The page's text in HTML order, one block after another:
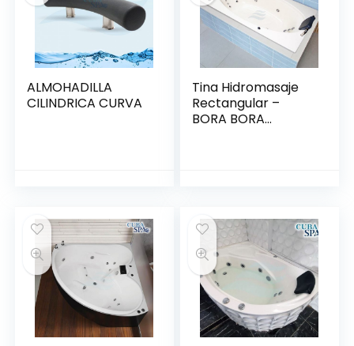
ALMOHADILLA
CILINDRICA CURVA
Tina Hidromasaje
Rectangular –
BORA BORA